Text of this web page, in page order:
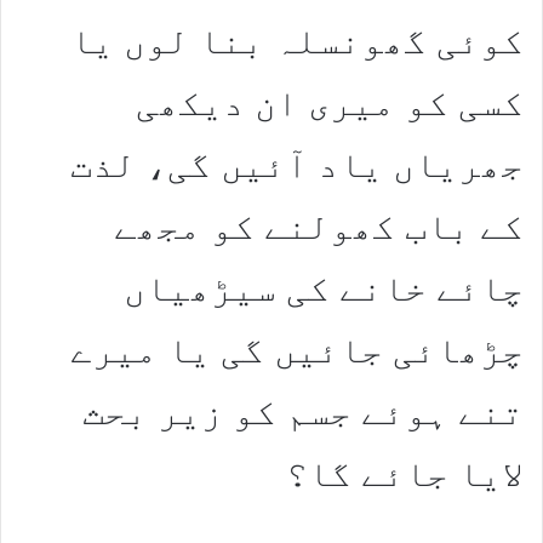
کوئی گھونسلہ بنا لوں یا
کسی کو میری ان دیکھی
جھریاں یاد آئیں گی، لذت
کے باب کھولنے کو مجھے
چائے خانے کی سیڑھیاں
چڑھائی جائیں گی یا میرے
تنے ہوئے جسم کو زیر بحث
لایا جائے گا؟